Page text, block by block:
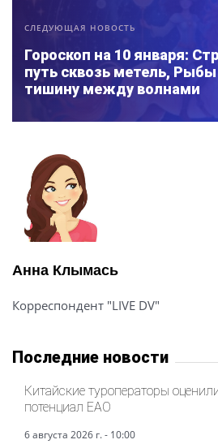
СЛЕДУЮЩАЯ НОВОСТЬ
Гороскоп на 10 января:
путь сквозь метель,
тишину между волнами
Анна Клымась
Корреспондент "LIVE DV"
Последние новости
Китайские туроператоры
потенциал ЕАО
6 августа 2026 г. - 10:00